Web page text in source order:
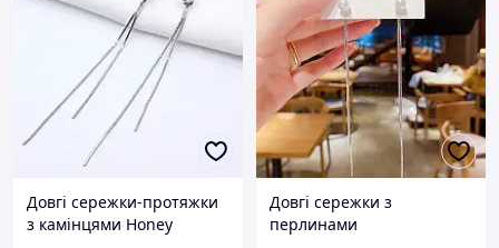
Довгі сережки-протяжки
з камінцями Honey
Довгі сережки з
перлинами